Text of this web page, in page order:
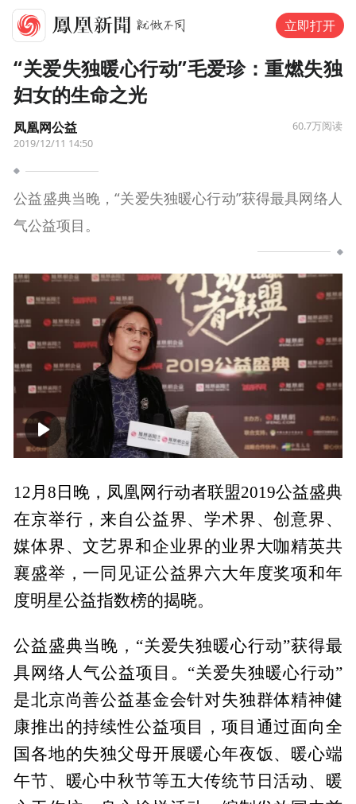
立即打开
“关爱失独暖心行动”毛爱珍：重燃失独
妇女的生命之光
凤凰网公益
2019/12/11 14:50
60.7万阅读
公益盛典当晚，“关爱失独暖心行动”获得最具网络人
气公益项目。
00:00 08:31
12月8日晚，凤凰网行动者联盟2019公益盛典
在京举行，来自公益界、学术界、创意界、
媒体界、文艺界和企业界的业界大咖精英共
襄盛举，一同见证公益界六大年度奖项和年
度明星公益指数榜的揭晓。
公益盛典当晚，“关爱失独暖心行动”获得最
具网络人气公益项目。“关爱失独暖心行动”
是北京尚善公益基金会针对失独群体精神健
康推出的持续性公益项目，项目通过面向全
国各地的失独父母开展暖心年夜饭、暖心端
午节、暖心中秋节等五大传统节日活动、暖